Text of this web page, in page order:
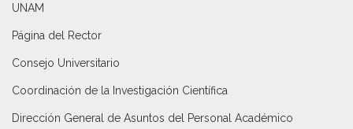
UNAM
Página del Rector
Consejo Universitario
Coordinación de la Investigación Científica
Dirección General de Asuntos del Personal Académico